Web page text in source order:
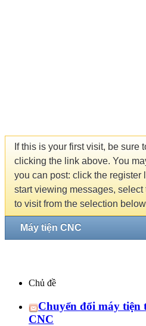
If this is your first visit, be sure
clicking the link above. You
you can post: click the register
start viewing messages,
to visit from the selection
Máy tiện CNC
Chủ đề
Chuyển đổi máy tiện
CNC